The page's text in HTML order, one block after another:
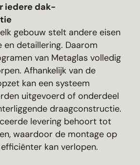
iedere dak-
gebouw stelt andere eisen
detaillering. Daarom
van Metaglas volledig
Afhankelijk van de
kan een systeem
uitgevoerd of onderdeel
draagconstructie.
levering behoort tot
waardoor de montage op
kan verlopen.